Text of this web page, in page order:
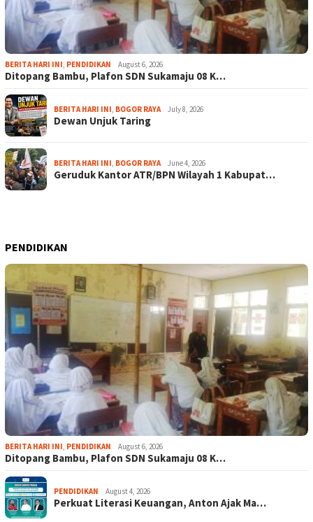
BERITA HARI INI, PENDIDIKAN August 6, 2026
Ditopang Bambu, Plafon SDN Sukamaju 08 K…
BERITA HARI INI, BOGOR RAYA July 8, 2026
Dewan Unjuk Taring
BERITA HARI INI, BOGOR RAYA June 4, 2026
Geruduk Kantor ATR/BPN Wilayah 1 Kabupat…
PENDIDIKAN
BERITA HARI INI PENDIDIKAN August 6, 2026
Ditopang Bambu, Plafon SDN Sukamaju 08 K…
PENDIDIKAN August 4, 2026
Perkuat Literasi Keuangan, Anton Ajak Ma…